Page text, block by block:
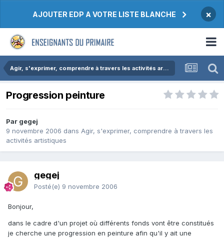
AJOUTER EDP A VOTRE LISTE BLANCHE ×
Agir, s'exprimer, comprendre à travers les activités artistiques
Progression peinture
Par gegej
9 novembre 2006 dans Agir, s'exprimer, comprendre à travers les
activités artistiques
gegej
Posté(e) 9 novembre 2006
Bonjour,
dans le cadre d'un projet où différents fonds vont être constitués
je cherche une progression en peinture afin qu'il y ait une